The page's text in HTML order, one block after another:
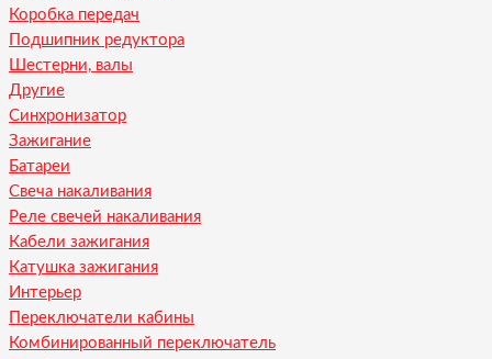
Коробка передач
Подшипник редуктора
Шестерни, валы
Другие
Синхронизатор
Зажигание
Батареи
Свеча накаливания
Реле свечей накаливания
Кабели зажигания
Катушка зажигания
Интерьер
Переключатели кабины
Комбинированный переключатель